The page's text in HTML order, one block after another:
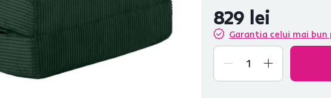
829 lei
Garanția celui mai